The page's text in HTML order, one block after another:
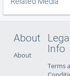
About
About
Info
Terms